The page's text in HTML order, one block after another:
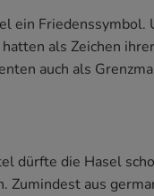
ein
als Zeichen
auch als
dürfte die Hasel
Zumindest aus